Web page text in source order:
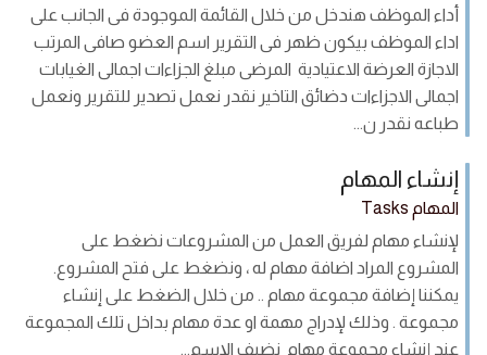
أداء الموظف هندخل من خلال القائمة الموجودة فى الجانب على
اداء الموظف بيكون ظهر فى التقرير اسم العضو صافى المرتب
الاجازة العرضة الاعتيادية المرضى مبلغ الجزاءات اجمالى الغيابات
اجمالى الاجزاءات دضائق التاخير نقدر نعمل تصدير للتقرير ونعمل
طباعه نقدر ن...
إنشاء المهام
المهام Tasks
لإنشاء مهام لفريق العمل من المشروعات نضغط على
المشروع المراد اضافة مهام له ، ونضغط على فتح المشروع.
يمكننا إضافة مجموعة مهام .. من خلال الضغط على إنشاء
مجموعة . وذلك لإدراج مهمة او عدة مهام بداخل تلك المجموعة
عند إنشاء مجموعة مهام نضيف الإسم...